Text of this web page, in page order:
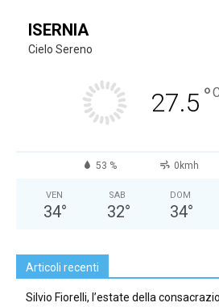
ISERNIA
Cielo Sereno
27.5 °
53 % 0kmh
VEN
34°
SAB
32°
DOM
34°
Articoli recenti
Silvio Fiorelli, l’estate della